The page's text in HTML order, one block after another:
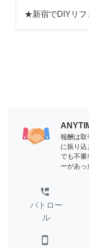
★新宿でDIYリ
報酬は取
に振り込
でも不審
ーがあっ
perm_phone_msg
パトロー
ル
smartphone